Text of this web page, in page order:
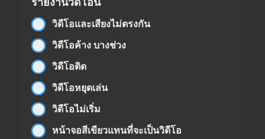
รายงานวิดีโอนี้
วิดีโอและเสียงไม่ตรงกัน
วิดีโอค้าง บางช่วง
วิดีโอติด
วิดีโอหยุดเล่น
วิดีโอไม่เริ่ม
หน้าจอสีเขียวแทนที่จะเป็นวิดีโอ